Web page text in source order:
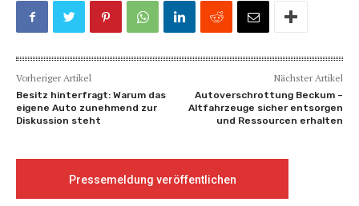
Vorheriger Artikel
Besitz hinterfragt: Warum das
eigene Auto zunehmend zur
Diskussion steht
Nächster Artikel
Autoverschrottung Beckum –
Altfahrzeuge sicher entsorgen
und Ressourcen erhalten
Pressemeldung veröffentlichen